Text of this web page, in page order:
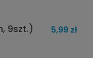
9szt.) 5,99 zł